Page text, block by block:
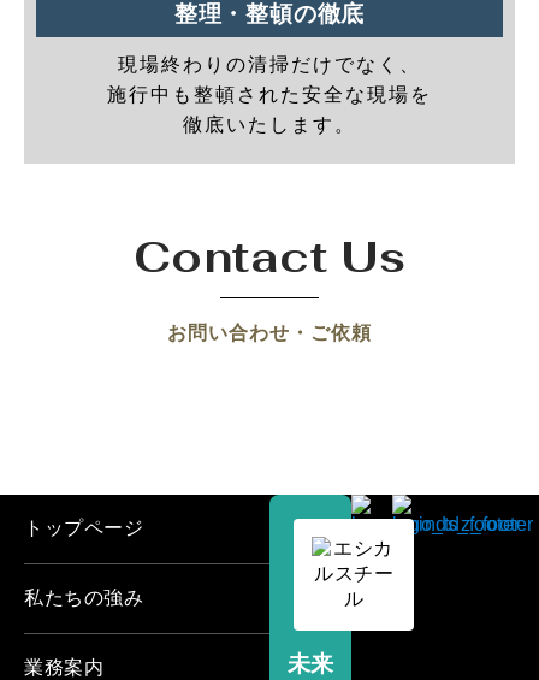
整理・整頓の徹底
現場終わりの清掃だけでなく、
施行中も整頓された安全な現場を
徹底いたします。
Contact Us
お問い合わせ・ご依頼
未来
トップページ
私たちの強み
業務案内